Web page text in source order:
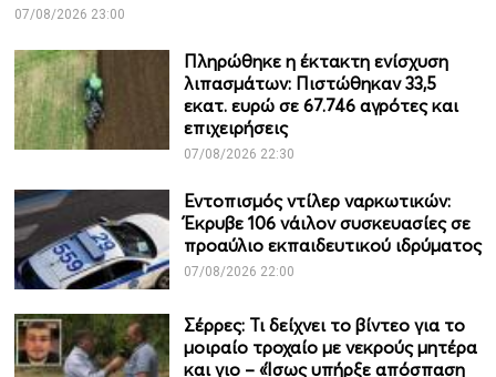
07/08/2026 23:00
Πληρώθηκε η έκτακτη ενίσχυση
λιπασμάτων: Πιστώθηκαν 33,5
εκατ. ευρώ σε 67.746 αγρότες και
επιχειρήσεις
07/08/2026 22:30
Εντοπισμός ντίλερ ναρκωτικών:
Έκρυβε 106 νάιλον συσκευασίες σε
προαύλιο εκπαιδευτικού ιδρύματος
07/08/2026 22:00
Σέρρες: Τι δείχνει το βίντεο για το
μοιραίο τροχαίο με νεκρούς μητέρα
και γιο – «Ίσως υπήρξε απόσπαση